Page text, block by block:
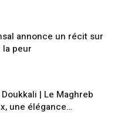
annonce un récit sur
la peur
| Le Maghreb
une élégance…